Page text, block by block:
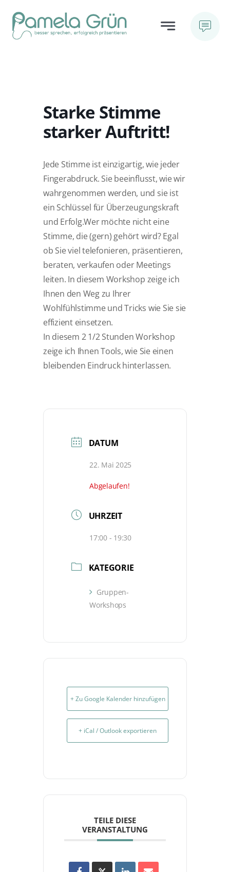
content
Toggle
HÖRPROBEN
KONTAKT
Starke Stimme
starker Auftritt!
Jede Stimme ist einzigartig, wie jeder
Fingerabdruck. Sie beeinflusst, wie wir
wahrgenommen werden, und sie ist
ein Schlüssel für Überzeugungskraft
und Erfolg.Wer möchte nicht eine
Stimme, die (gern) gehört wird? Egal
ob Sie viel telefonieren, präsentieren,
beraten, verkaufen oder Meetings
leiten. In diesem Workshop zeige ich
Ihnen den Weg zu Ihrer
Wohlfühlstimme und Tricks wie Sie sie
effizient einsetzen.
In diesem 2 1/2 Stunden Workshop
zeige ich Ihnen Tools, wie Sie einen
bleibenden Eindruck hinterlassen.
DATUM
22. Mai 2025
Abgelaufen!
UHRZEIT
17:00 - 19:30
KATEGORIE
Gruppen-
Workshops
+ Zu Google Kalender hinzufügen
+ iCal / Outlook exportieren
TEILE DIESE
VERANSTALTUNG